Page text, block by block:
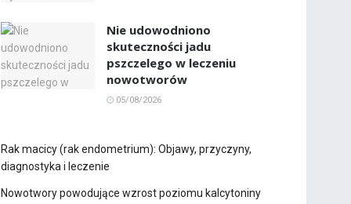
Nie udowodniono
skuteczności jadu
pszczelego w leczeniu
nowotworów
05/08/2026
Rak macicy (rak endometrium): Objawy, przyczyny,
diagnostyka i leczenie
Nowotwory powodujące wzrost poziomu kalcytoniny